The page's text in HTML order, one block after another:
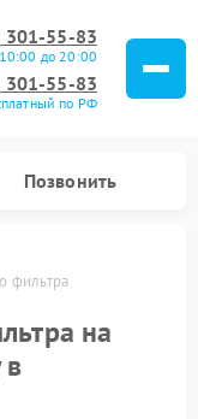
301-55-83
до 20:00
301-55-83
по РФ
Позвонить
фильтра
на
в